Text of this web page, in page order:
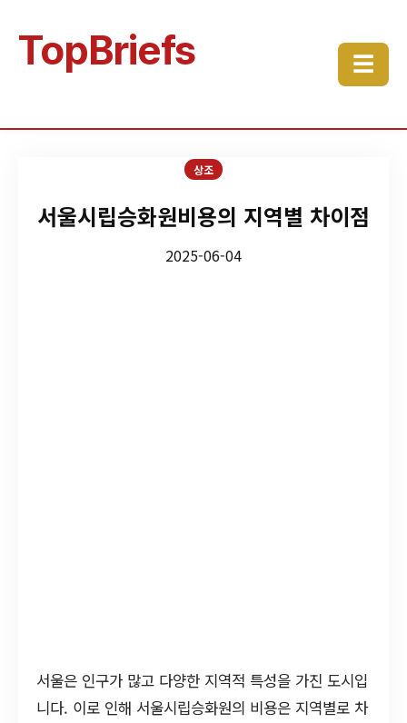
TopBriefs ☰
상조
서울시립승화원비용의 지역별 차이점
2025-06-04
서울은 인구가 많고 다양한 지역적 특성을 가진 도시입
니다. 이로 인해 서울시립승화원의 비용은 지역별로 차